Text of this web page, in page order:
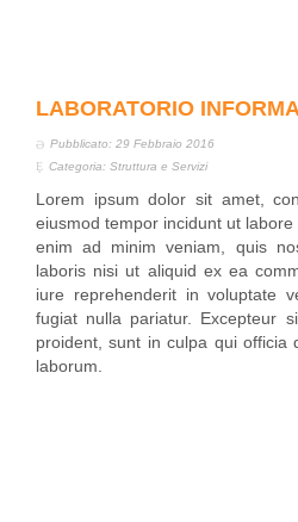
LABORATORIO
Pubblicato: 29 Febbraio 2016
Categoria: Struttura e Servizi
Lorem ipsum dolor sit amet,
eiusmod tempor incidunt ut
enim ad minim veniam, quis
laboris nisi ut aliquid ex ea
iure reprehenderit in voluptate
fugiat nulla pariatur. Excepteur
proident, sunt in culpa qui officia
laborum.